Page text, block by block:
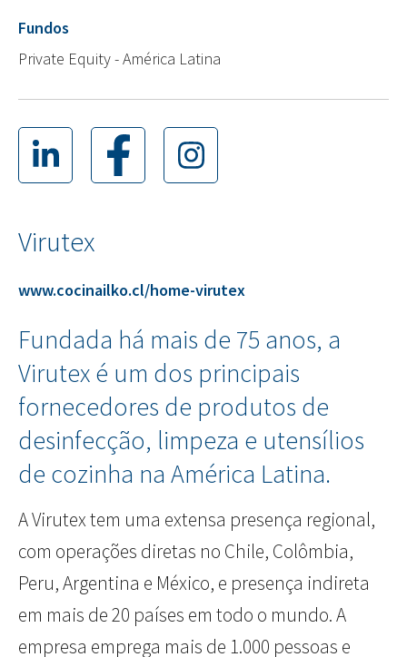
Fundos
Private Equity - América Latina
Virutex
www.cocinailko.cl/home-virutex
Fundada há mais de 75 anos, a
Virutex é um dos principais
fornecedores de produtos de
desinfecção, limpeza e utensílios
de cozinha na América Latina.
A Virutex tem uma extensa presença regional,
com operações diretas no Chile, Colômbia,
Peru, Argentina e México, e presença indireta
em mais de 20 países em todo o mundo. A
empresa emprega mais de 1.000 pessoas e